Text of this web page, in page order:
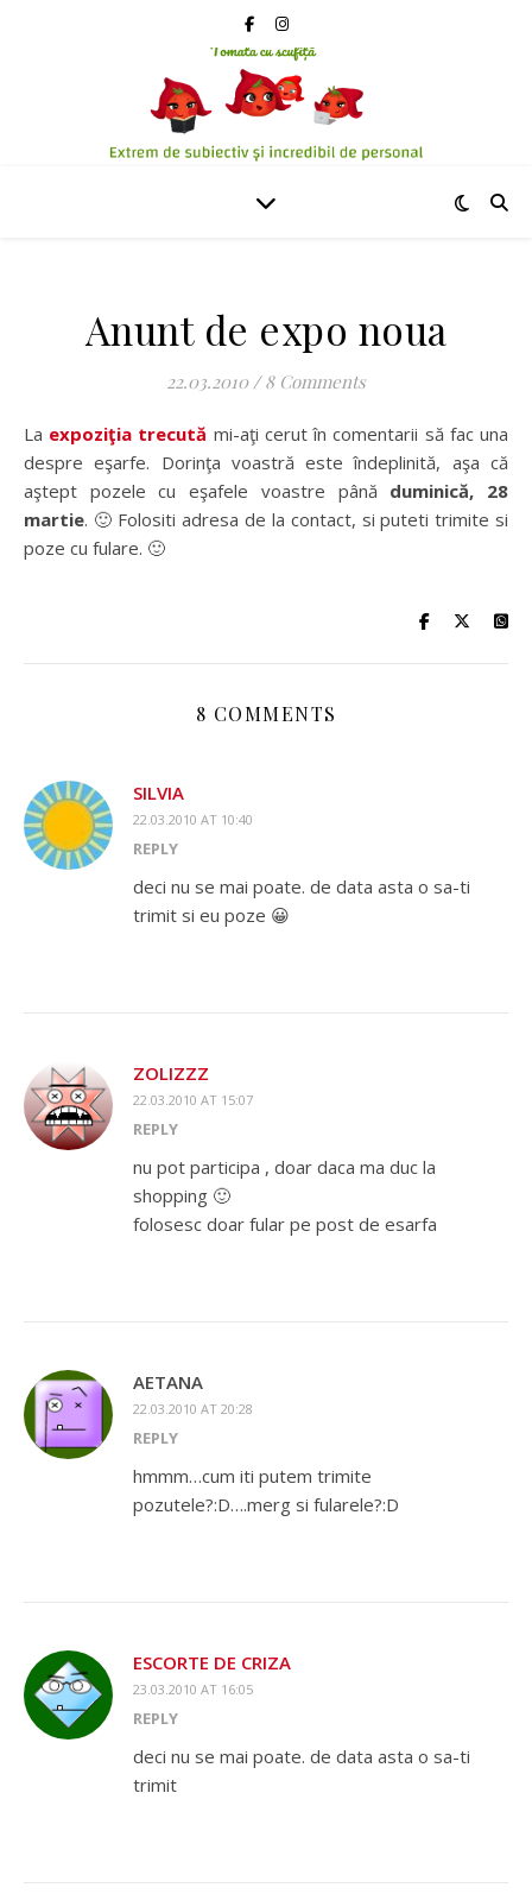
Anunt de expo noua
22.03.2010 / 8 Comments
La expoziţia trecută mi-aţi cerut în comentarii să fac una
despre eşarfe. Dorinţa voastră este îndeplinită, aşa că
aştept pozele cu eşafele voastre până duminică, 28
martie. 🙂 Folositi adresa de la contact, si puteti trimite si
poze cu fulare. 🙂
8 COMMENTS
SILVIA
22.03.2010 AT 10:40
REPLY
deci nu se mai poate. de data asta o sa-ti
trimit si eu poze 😀
ZOLIZZZ
22.03.2010 AT 15:07
REPLY
nu pot participa , doar daca ma duc la
shopping 🙂
folosesc doar fular pe post de esarfa
AETANA
22.03.2010 AT 20:28
REPLY
hmmm…cum iti putem trimite
pozutele?:D….merg si fularele?:D
ESCORTE DE CRIZA
23.03.2010 AT 16:05
REPLY
deci nu se mai poate. de data asta o sa-ti
trimit